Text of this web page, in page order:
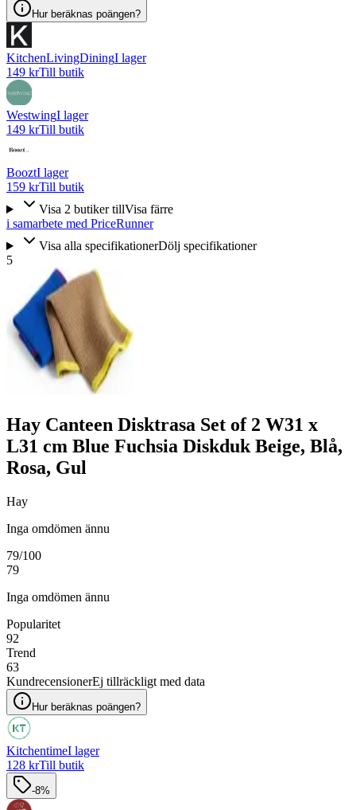
Hur beräknas poängen?
KitchenLivingDiningI lager
149 krTill butik
WestwingI lager
149 krTill butik
BooztI lager
159 krTill butik
Visa 2 butiker tillVisa färre
i samarbete med PriceRunner
Visa alla specifikationerDölj specifikationer
5
Hay Canteen Disktrasa Set of 2 W31 x
L31 cm Blue Fuchsia Diskduk Beige, Blå,
Rosa, Gul
Hay
Inga omdömen ännu
79/100
79
Inga omdömen ännu
Popularitet
92
Trend
63
KundrecensionerEj tillräckligt med data
Hur beräknas poängen?
KitchentimeI lager
128 krTill butik
-8%